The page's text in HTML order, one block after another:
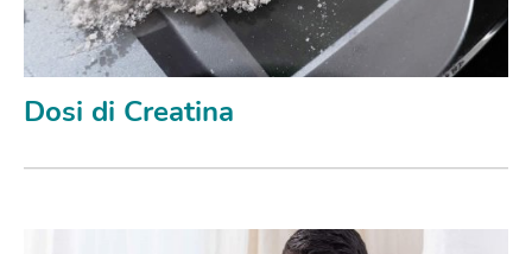
Dosi di Creatina